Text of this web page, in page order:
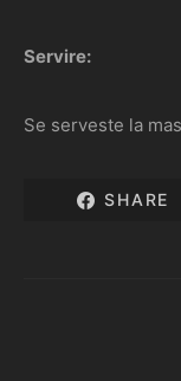
Servire:
Se serveste la
SHARE